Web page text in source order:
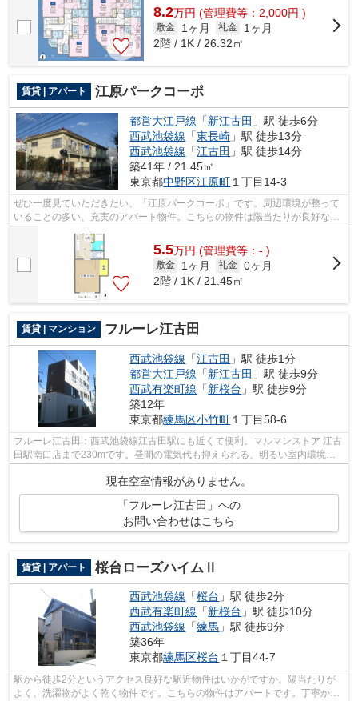
8.2万円 (管理費等：2,000円 )
敷金 1ヶ月 礼金
1ヶ月
2階 / 1K / 26.32㎡
賃貸 | アパート 江原パークコーポ
都営大江戸線 「新江古田 」駅 徒歩6分
西武池袋線 「東長崎 」駅 徒歩13分
西武池袋線 「江古田 」駅 徒歩14分
築41年 / 21.45㎡
東京都中野区江原町 １丁目14-3
ぜひ一度見ていただきたい、「江原パークコーポ」です。周辺環境が整って
いることの多い、充実のアパート物件。こちらの物件は陽当たりが良好な物
5.5万円 (管理費等：- )
敷金 1ヶ月 礼金 0ヶ月
2階 / 1K / 21.45㎡
賃貸 | マンション フルーレ江古田
西武池袋線 「江古田 」駅 徒歩1分
都営大江戸線 「新江古田 」駅 徒歩9分
西武有楽町線 「新桜台 」駅 徒歩9分
築12年
東京都練馬区小竹町 １丁目58-6
フルーレ江古田：西武池袋線江古田駅にも近くて便利。マルマンストア 江古
田駅南口店まで230mです。昼間の電気代も抑えられる、明るい室内環境の
現在空室情報がありません。
「フルーレ江古田」への
お問い合わせはこちら
賃貸 | アパート 桜台ローズハイムⅡ
西武池袋線 「桜台 」駅 徒歩2分
西武有楽町線 「新桜台 」駅 徒歩10分
西武池袋線 「練馬 」駅 徒歩9分
築36年
東京都練馬区桜台 １丁目44-7
駅から徒歩2分というアクセス良好な駅近物件はいかがですか。陽当たりが
よく、洗濯物がよく乾く物件です。こちらの物件はアパートです。丁寧かつ